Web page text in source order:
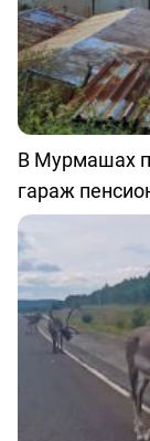
В Мурмашах
гараж